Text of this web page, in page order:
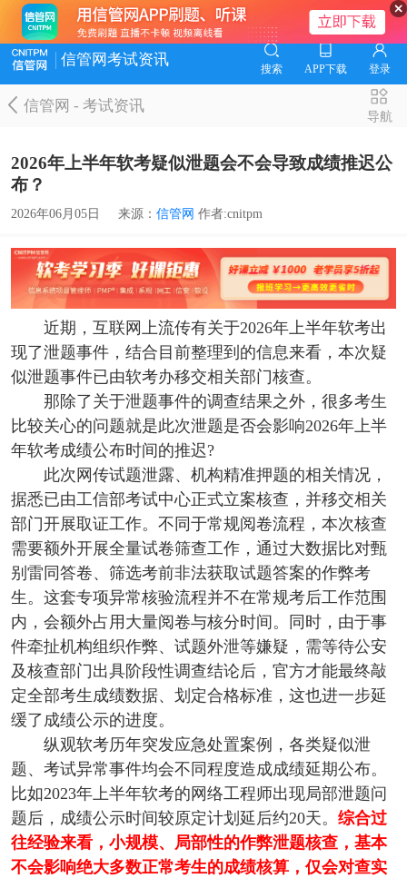
信管网考试资讯
搜索 APP下载 登录
信管网-考试资讯
导航
2026年上半年软考疑似泄题会不会导致成绩推迟公
布？
2026年06月05日 来源： 信管网 作者:cnitpm
近期，互联网上流传有关于2026年上半年软考出
现了泄题事件，结合目前整理到的信息来看，本次疑
似泄题事件已由软考办移交相关部门核查。
那除了关于泄题事件的调查结果之外，很多考生
比较关心的问题就是此次泄题是否会影响2026年上半
年软考成绩公布时间的推迟?
此次网传试题泄露、机构精准押题的相关情况，
据悉已由工信部考试中心正式立案核查，并移交相关
部门开展取证工作。不同于常规阅卷流程，本次核查
需要额外开展全量试卷筛查工作，通过大数据比对甄
别雷同答卷、筛选考前非法获取试题答案的作弊考
生。这套专项异常核验流程并不在常规考后工作范围
内，会额外占用大量阅卷与核分时间。同时，由于事
件牵扯机构组织作弊、试题外泄等嫌疑，需等待公安
及核查部门出具阶段性调查结论后，官方才能最终敲
定全部考生成绩数据、划定合格标准，这也进一步延
缓了成绩公示的进度。
纵观软考历年突发应急处置案例，各类疑似泄
题、考试异常事件均会不同程度造成成绩延期公布。
比如2023年上半年软考的网络工程师出现局部泄题问
题后，成绩公示时间较原定计划延后约20天。 综合过
往经验来看，小规模、局部性的作弊泄题核查，基本
不会影响绝大多数正常考生的成绩核算，仅会对查实